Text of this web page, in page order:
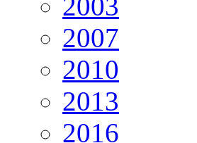
2003
2007
2010
2013
2016